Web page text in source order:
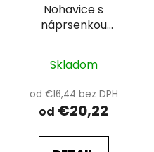
Nohavice s
náprsenkou
Skladom
od €16,44 bez DPH
od €20,22